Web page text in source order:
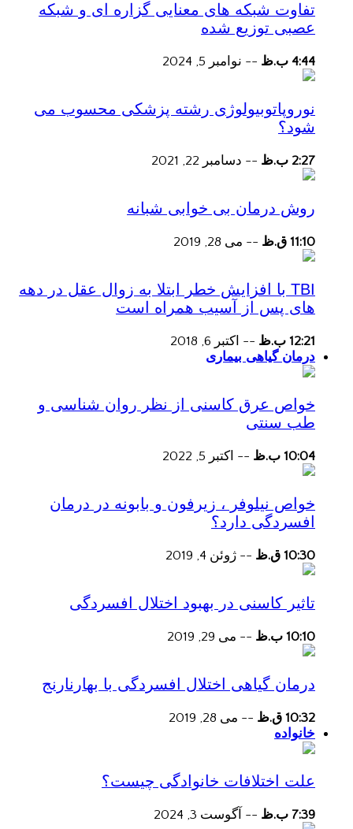
تفاوت شبکه های معنایی گزاره ای و شبکه
عصبی توزیع شده
4:44 ب.ظ -- نوامبر 5, 2024
نوروپاتوبیولوژی رشته پزشکی محسوب می
شود؟
2:27 ب.ظ -- دسامبر 22, 2021
روش درمان بی خوابی شبانه
11:10 ق.ظ -- می 28, 2019
TBI با افزایش خطر ابتلا به زوال عقل در دهه
های پس از آسیب همراه است
12:21 ب.ظ -- اکتبر 6, 2018
درمان گیاهی بیماری
خواص عرق کاسنی از نظر روان شناسی و
طب سنتی
10:04 ب.ظ -- اکتبر 5, 2022
خواص نیلوفر ، زیرفون و بابونه در درمان
افسردگی دارد؟
10:30 ق.ظ -- ژوئن 4, 2019
تاثیر کاسنی در بهبود اختلال افسردگی
10:10 ب.ظ -- می 29, 2019
درمان گیاهی اختلال افسردگی با بهارنارنج
10:32 ق.ظ -- می 28, 2019
خانواده
علت اختلافات خانوادگی چیست؟
7:39 ب.ظ -- آگوست 3, 2024